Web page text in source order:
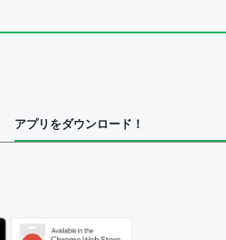
アプリをダウンロード！